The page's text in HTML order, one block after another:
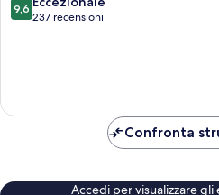
su
9,6
237 recensioni
Confronta
Accedi per visualizzare gli